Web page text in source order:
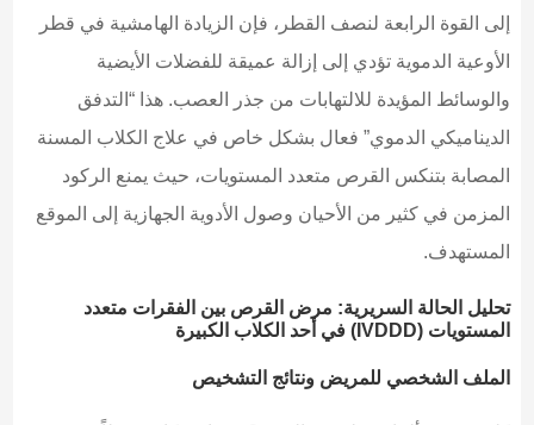
إلى القوة الرابعة لنصف القطر، فإن الزيادة الهامشية في قطر
الأوعية الدموية تؤدي إلى إزالة عميقة للفضلات الأيضية
والوسائط المؤيدة للالتهابات من جذر العصب. هذا “التدفق
الديناميكي الدموي” فعال بشكل خاص في علاج الكلاب المسنة
المصابة بتنكس القرص متعدد المستويات، حيث يمنع الركود
المزمن في كثير من الأحيان وصول الأدوية الجهازية إلى الموقع
المستهدف.
تحليل الحالة السريرية: مرض القرص بين الفقرات متعدد
المستويات (IVDDD) في أحد الكلاب الكبيرة
الملف الشخصي للمريض ونتائج التشخيص